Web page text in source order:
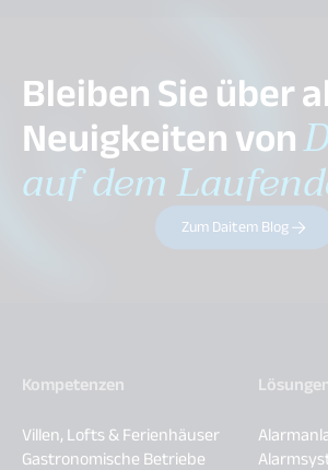
Bleiben Sie über
Neuigkeiten von
auf dem
Zum Daitem Blog
Kompetenzen
Villen, Lofts & Ferienhäuser
Gastronomische Betriebe